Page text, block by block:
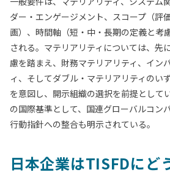
ダー・エンゲージメント、スコープ（評
画）、時間軸（短・中・長期の定義と考
される。マテリアリティについては、先
慮を踏まえ、財務マテリアリティ、イン
ィ、そしてダブル・マテリアリティのい
を意図し、開示組織の選択を前提として
の国際基準として、国連グローバルコン
行動指針への整合も明示されている。
日本企業はTISFDにど